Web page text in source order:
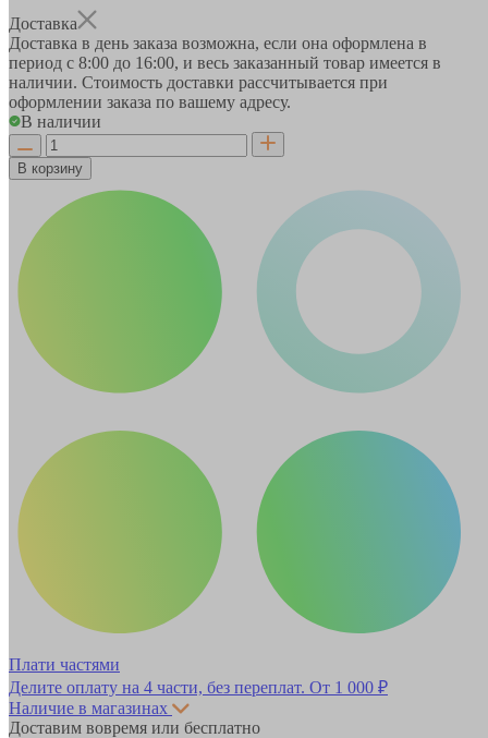
Доставка
Доставка в день заказа возможна, если она оформлена в
период с 8:00 до 16:00, и весь заказанный товар имеется в
наличии. Стоимость доставки рассчитывается при
оформлении заказа по вашему адресу.
В наличии
В корзину
Плати частями
Делите оплату на 4 части, без переплат. От 1 000 ₽
Наличие в магазинах
Доставим вовремя или бесплатно